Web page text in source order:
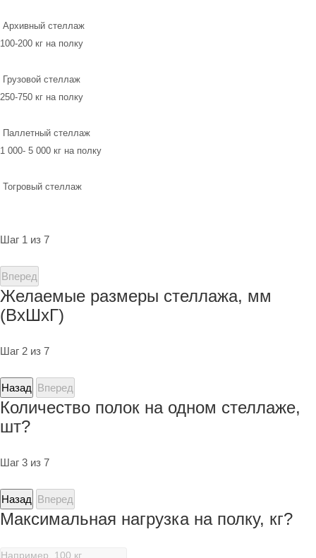
Архивный стеллаж
100-200 кг на полку
Грузовой стеллаж
250-750 кг на полку
Паллетный стеллаж
1 000- 5 000 кг на полку
Тогровый стеллаж
Шаг 1 из 7
Вперед
Желаемые размеры стеллажа, мм
(ВхШхГ)
Шаг 2 из 7
Назад Вперед
Количество полок на одном стеллаже,
шт?
Шаг 3 из 7
Назад Вперед
Максимальная нагрузка на полку, кг?